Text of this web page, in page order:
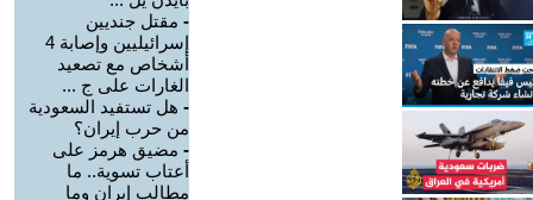
- مقتل جنديين
إسرائيليين وإصابة 4
أشخاص مع تصعيد
الغارات على ج ...
- هل تستفيد السعودية
من حرب إيران؟
- مضيق هرمز على
أعتاب تسوية.. ما
مطالب إيران وما